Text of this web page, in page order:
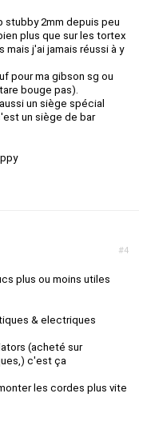
stubby 2mm depuis peu
plus que sur les tortex
mais j'ai jamais réussi à y
pour ma gibson sg ou
bouge pas).
un siège spécial
un siège de bar
#4
plus ou moins utiles
& electriques
(acheté sur
c'est ça
les cordes plus vite